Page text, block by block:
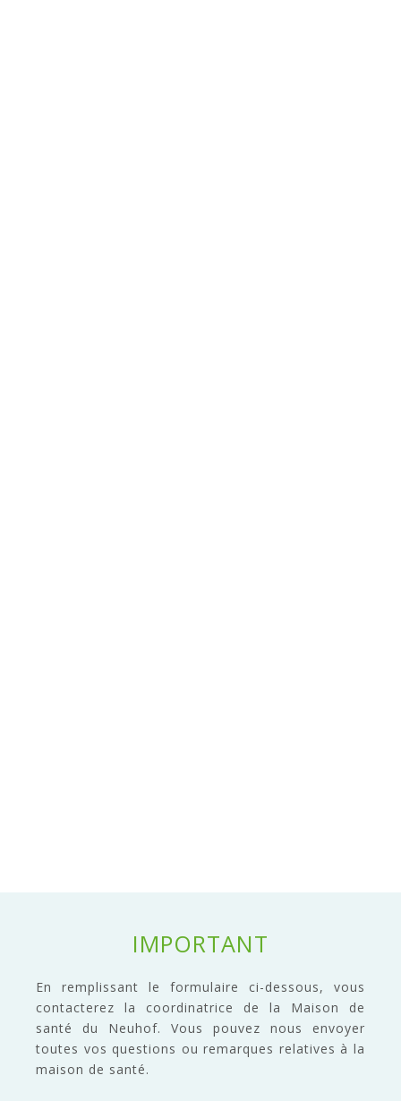
IMPORTANT
En remplissant le formulaire ci-dessous, vous
contacterez la coordinatrice de la Maison de
santé du Neuhof. Vous pouvez nous envoyer
toutes vos questions ou remarques relatives à la
maison de santé.